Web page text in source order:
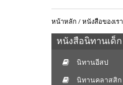
หน้าหลัก /หนังสือของเรา
หนังสือนิทานเด็ก
นิทานอีสป
นิทานคลาสสิก